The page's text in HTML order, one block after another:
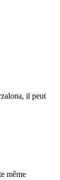
il peut
même